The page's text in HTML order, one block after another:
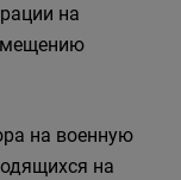
на
на военную
на